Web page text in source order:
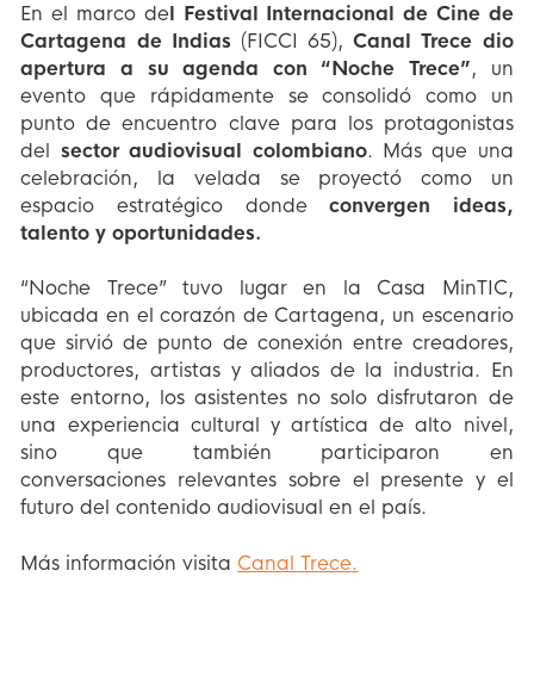
En el marco del Festival Internacional de Cine de
Cartagena de Indias (FICCI 65),Canal Trece dio
apertura a su agenda con “Noche Trece”, un
evento que rápidamente se consolidó como un
punto de encuentro clave para los protagonistas
del sector audiovisual colombiano. Más que una
celebración, la velada se proyectó como un
espacio estratégico dondeconvergen ideas,
talento y oportunidades.
“Noche Trece” tuvo lugar en la Casa MinTIC,
ubicada en el corazón de Cartagena, un escenario
que sirvió de punto de conexión entre creadores,
productores, artistas y aliados de la industria. En
este entorno, los asistentes no solo disfrutaron de
una experiencia cultural y artística de alto nivel,
sino que también participaron en
conversaciones relevantes sobre el presente y el
futuro del contenido audiovisual en el país.
Más información visita Canal Trece.